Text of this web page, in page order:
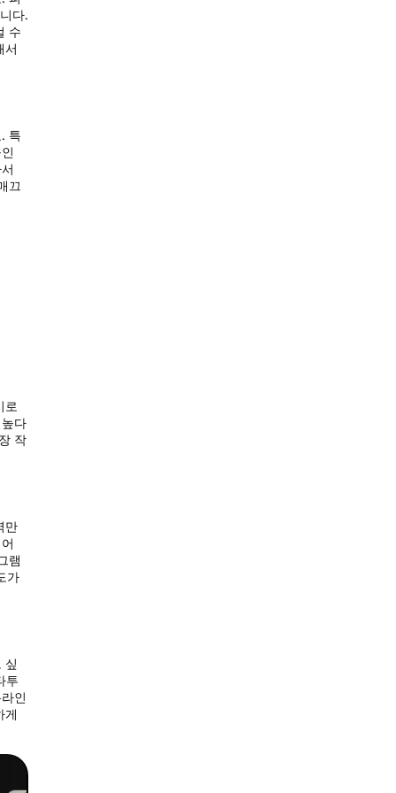
다.
수
서
특
끄
로
다
작
만
램
가
싶
투
인
게